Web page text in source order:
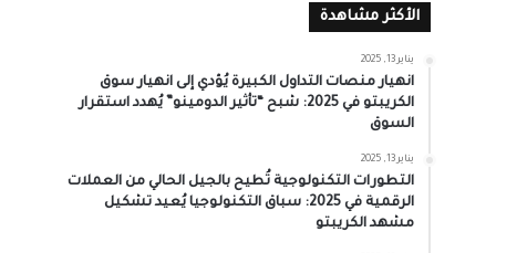
الأكثر مشاهدة
يناير 13, 2025
انهيار منصات التداول الكبيرة يُؤدي إلى انهيار سوق
الكريبتو في 2025: شبح “تأثير الدومينو” يُهدد استقرار
السوق
يناير 13, 2025
التطورات التكنولوجية تُطيح بالجيل الحالي من العملات
الرقمية في 2025: سباق التكنولوجيا يُعيد تشكيل
مشهد الكريبتو